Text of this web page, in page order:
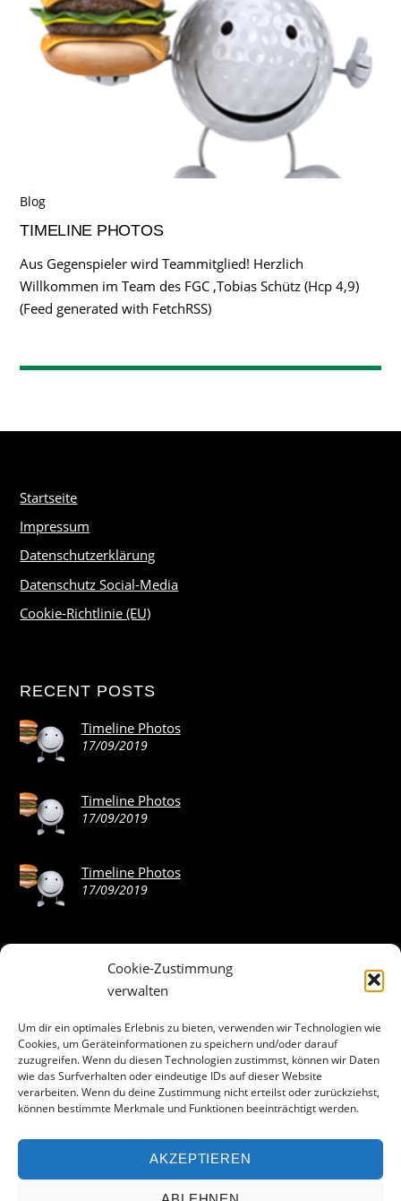
Cookie-Zustimmung
verwalten
Um dir ein optimales Erlebnis zu bieten, verwenden wir Technologien wie
Cookies, um Geräteinformationen zu speichern und/oder darauf
zuzugreifen. Wenn du diesen Technologien zustimmst, können wir Daten
wie das Surfverhalten oder eindeutige IDs auf dieser Website
verarbeiten. Wenn du deine Zustimmung nicht erteilst oder zurückziehst,
können bestimmte Merkmale und Funktionen beeinträchtigt werden.
AKZEPTIEREN
Blog
TIMELINE PHOTOS
Aus Gegenspieler wird Teammitglied! Herzlich
Willkommen im Team des FGC ,Tobias Schütz (Hcp 4,9)
(Feed generated with FetchRSS)
Startseite
Impressum
Datenschutzerklärung
Datenschutz Social-Media
Cookie-Richtlinie (EU)
RECENT POSTS
Timeline Photos
17/09/2019
Timeline Photos
17/09/2019
Timeline Photos
17/09/2019
ABOUT THE LANDING THEME…
The Landing theme is a one-page design WordPress theme
that’s focused on getting your audience to follow-through
with your call-to-action. Built to work seamlessly with our
drag & drop Builder plugin, it gives you the ability to
customize the look and feel of your content.